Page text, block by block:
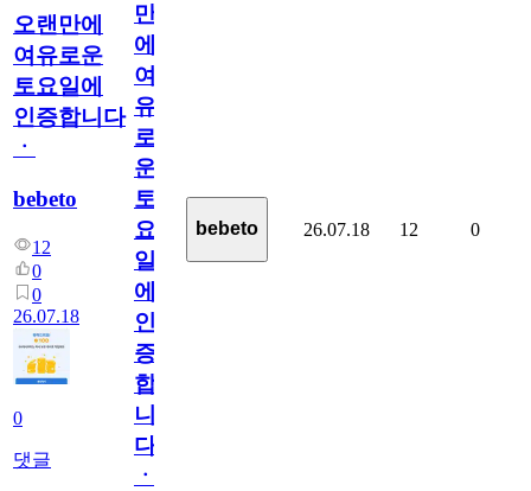
오랜만에
여유로운
토요일에
인증합니다
ㆍ
bebeto
12
0
0
26.07.18
0
댓글
만
에
여
유
로
운
토
요
일
에
인
증
합
니
다
ㆍ
bebeto 26.07.18 12 0